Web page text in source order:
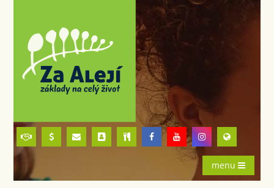
menu